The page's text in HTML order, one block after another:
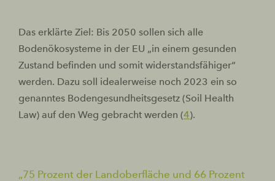
Das erklärte Ziel: Bis 2050 sollen sich alle
Bodenökosysteme in der EU „in einem gesunden
Zustand befinden und somit widerstandsfähiger“
werden. Dazu soll idealerweise noch 2023 ein so
genanntes Bodengesundheitsgesetz (Soil Health
Law) auf den Weg gebracht werden (4).
75 Prozent der Landoberfläche und 66 Prozent